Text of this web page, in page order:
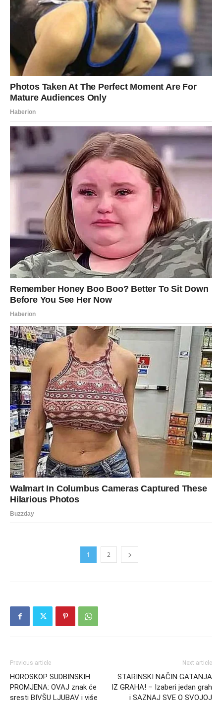
1 2
Previous article
HOROSKOP SUDBINSKIH
PROMJENA: OVAJ znak će
sresti BIVŠU LJUBAV i više
Next article
STARINSKI NAČIN GATANJA
IZ GRAHA! – Izaberi jedan grah
i SAZNAJ SVE O SVOJOJ